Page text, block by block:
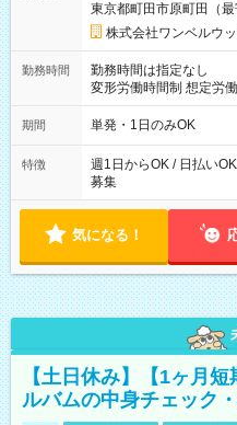
東京都町田市原町田（最
株式会社ワンベルウ
勤務時間
勤務時間は指定なし
変形労働時間制 想定労働時間160時間
～21：00
期間 単発・1日のみOK
特徴
週1日からOK / 日払い
募集
気になる！
【土日休み】【1ヶ月
ルバムの中身チェック